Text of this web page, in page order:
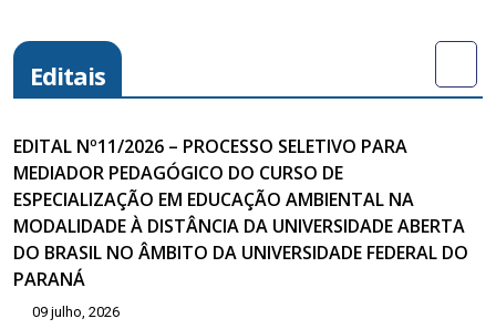
Editais
EDITAL Nº11/2026 – PROCESSO SELETIVO PARA
MEDIADOR PEDAGÓGICO DO CURSO DE
ESPECIALIZAÇÃO EM EDUCAÇÃO AMBIENTAL NA
MODALIDADE À DISTÂNCIA DA UNIVERSIDADE ABERTA
DO BRASIL NO ÂMBITO DA UNIVERSIDADE FEDERAL DO
PARANÁ
09 julho, 2026